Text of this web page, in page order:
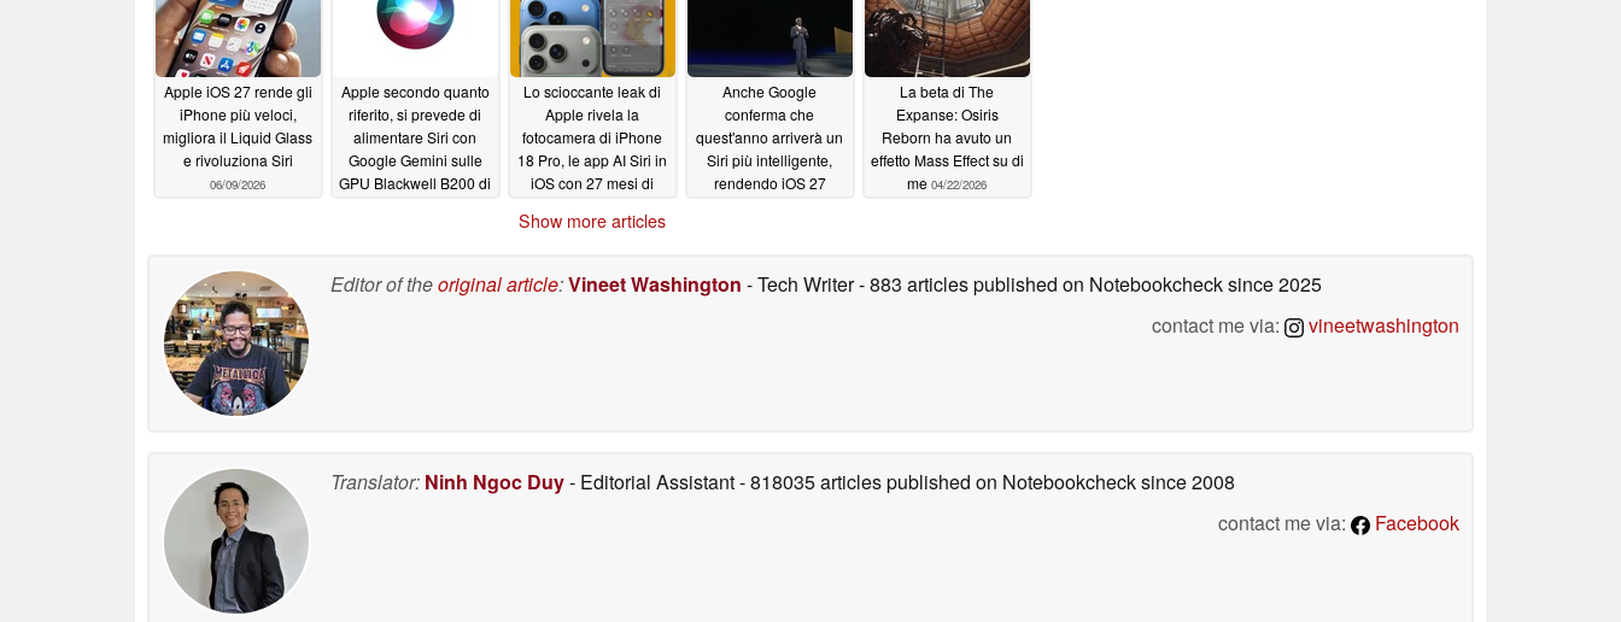
Apple iOS 27 rende gli
iPhone più veloci,
migliora il Liquid Glass
e rivoluziona Siri
06/09/2026
Apple secondo quanto
riferito, si prevede di
alimentare Siri con
Google Gemini sulle
GPU Blackwell B200 di
Lo scioccante leak di
Apple rivela la
fotocamera di iPhone
18 Pro, le app AI Siri in
iOS con 27 mesi di
Anche Google
conferma che
quest'anno arriverà un
Siri più intelligente,
rendendo iOS 27
La beta di The
Expanse: Osiris
Reborn ha avuto un
effetto Mass Effect su di
me 04/22/2026
Show more articles
Editor of theoriginal article:Vineet Washington - Tech Writer- 883 articles published on Notebookchecksince 2025
contact me via:
vineetwashington
Translator: Ninh Ngoc Duy- Editorial Assistant- 818035 articles published on Notebookchecksince 2008
contact me via:
Facebook